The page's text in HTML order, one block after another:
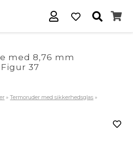
med 8,76 mm
37
»Termoruder med sikkerhedsglas »